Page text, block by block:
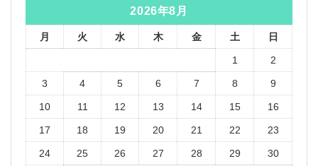
2026年8月
月 火 水 木 金 土 日
1 2
3 4 5 6 7 8 9
10 11 12 13 14 15 16
17 18 19 20 21 22 23
24 25 26 27 28 29 30